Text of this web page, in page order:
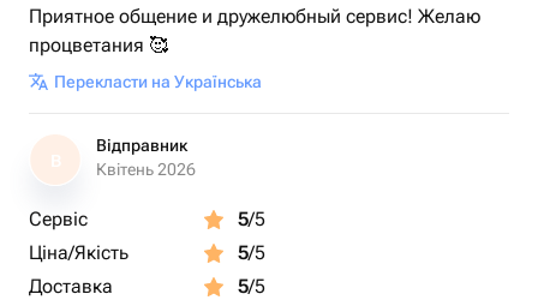
Приятное общение и дружелюбный сервис! Желаю
процветания 🥰
Перекласти на Українська
В
Відправник
Квітень 2026
Сервіс 5/5
Ціна/Якість
5/5
Доставка
5/5